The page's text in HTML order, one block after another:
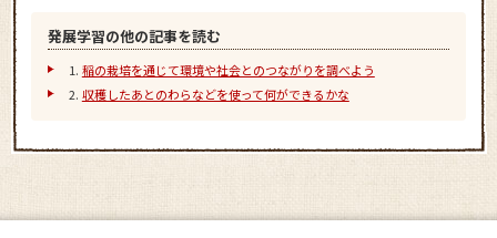
発展学習の他の記事を読む
稲の栽培を通じて環境や社会とのつながりを調べよう
収穫したあとのわらなどを使って何ができるかな